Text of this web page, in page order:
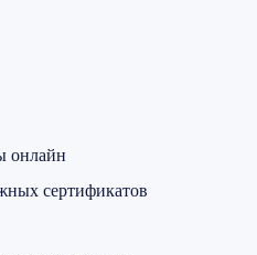
онлайн
сертификатов